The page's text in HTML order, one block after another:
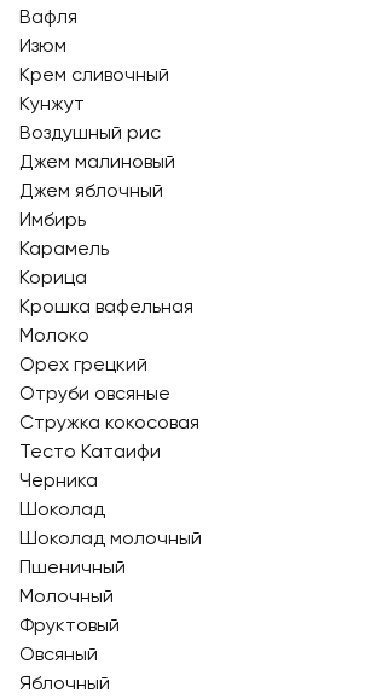
Вафля
Изюм
Крем сливочный
Кунжут
Воздушный рис
Джем малиновый
Джем яблочный
Имбирь
Карамель
Корица
Крошка вафельная
Молоко
Орех грецкий
Отруби овсяные
Стружка кокосовая
Тесто Катаифи
Черника
Шоколад
Шоколад молочный
Пшеничный
Молочный
Фруктовый
Овсяный
Яблочный